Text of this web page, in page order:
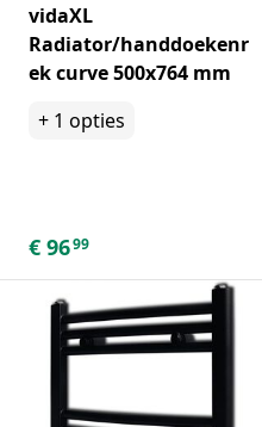
vidaXL
Radiator/handdoekenr
ek curve 500x764 mm
+ 1 opties
€ 9699